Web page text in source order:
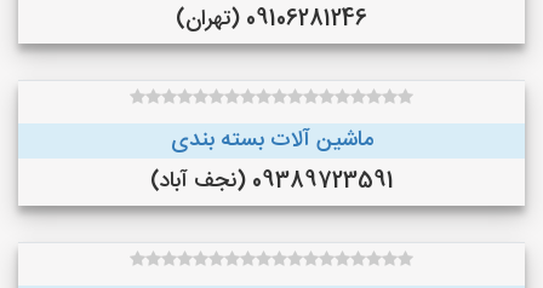
09106281246 (تهران)
ماشین آلات بسته بندی
09389723591 (نجف‌ آباد)